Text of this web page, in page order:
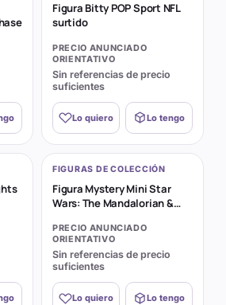
Figura Bitty POP Sport NFL
surtido
PRECIO ANUNCIADO
ORIENTATIVO
Sin referencias de precio
suficientes
Lo quiero Lo tengo
FIGURAS DE COLECCIÓN
Figura Mystery Mini Star
Wars: The Mandalorian &
PRECIO ANUNCIADO
ORIENTATIVO
Sin referencias de precio
suficientes
Lo quiero Lo tengo